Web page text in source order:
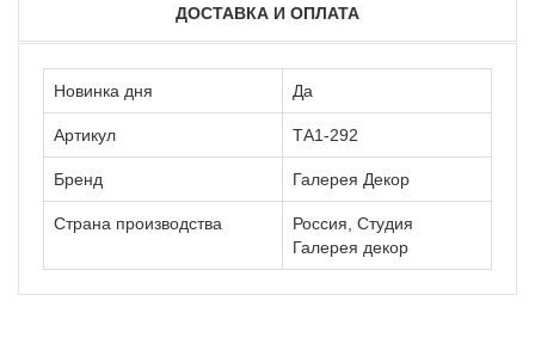
ДОСТАВКА И ОПЛАТА
Новинка дня Да
Артикул ТА1-292
Бренд Галерея Декор
Страна производства
Россия, Студия
Галерея декор